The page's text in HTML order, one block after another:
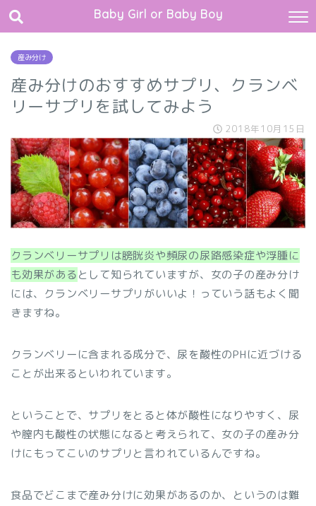
Baby Girl or Baby Boy
産み分け
産み分けのおすすめサプリ、クランベ
リーサプリを試してみよう
2018年10月15日
クランベリーサプリは膀胱炎や頻尿の尿路感染症や浮腫に
も効果があるとして知られていますが、女の子の産み分け
には、クランベリーサプリがいいよ！っていう話もよく聞
きますね。
クランベリーに含まれる成分で、尿を酸性のPHに近づける
ことが出来るといわれています。
ということで、サプリをとると体が酸性になりやすく、尿
や膣内も酸性の状態になると考えられて、女の子の産み分
けにもってこいのサプリと言われているんですね。
食品でどこまで産み分けに効果があるのか、というのは難